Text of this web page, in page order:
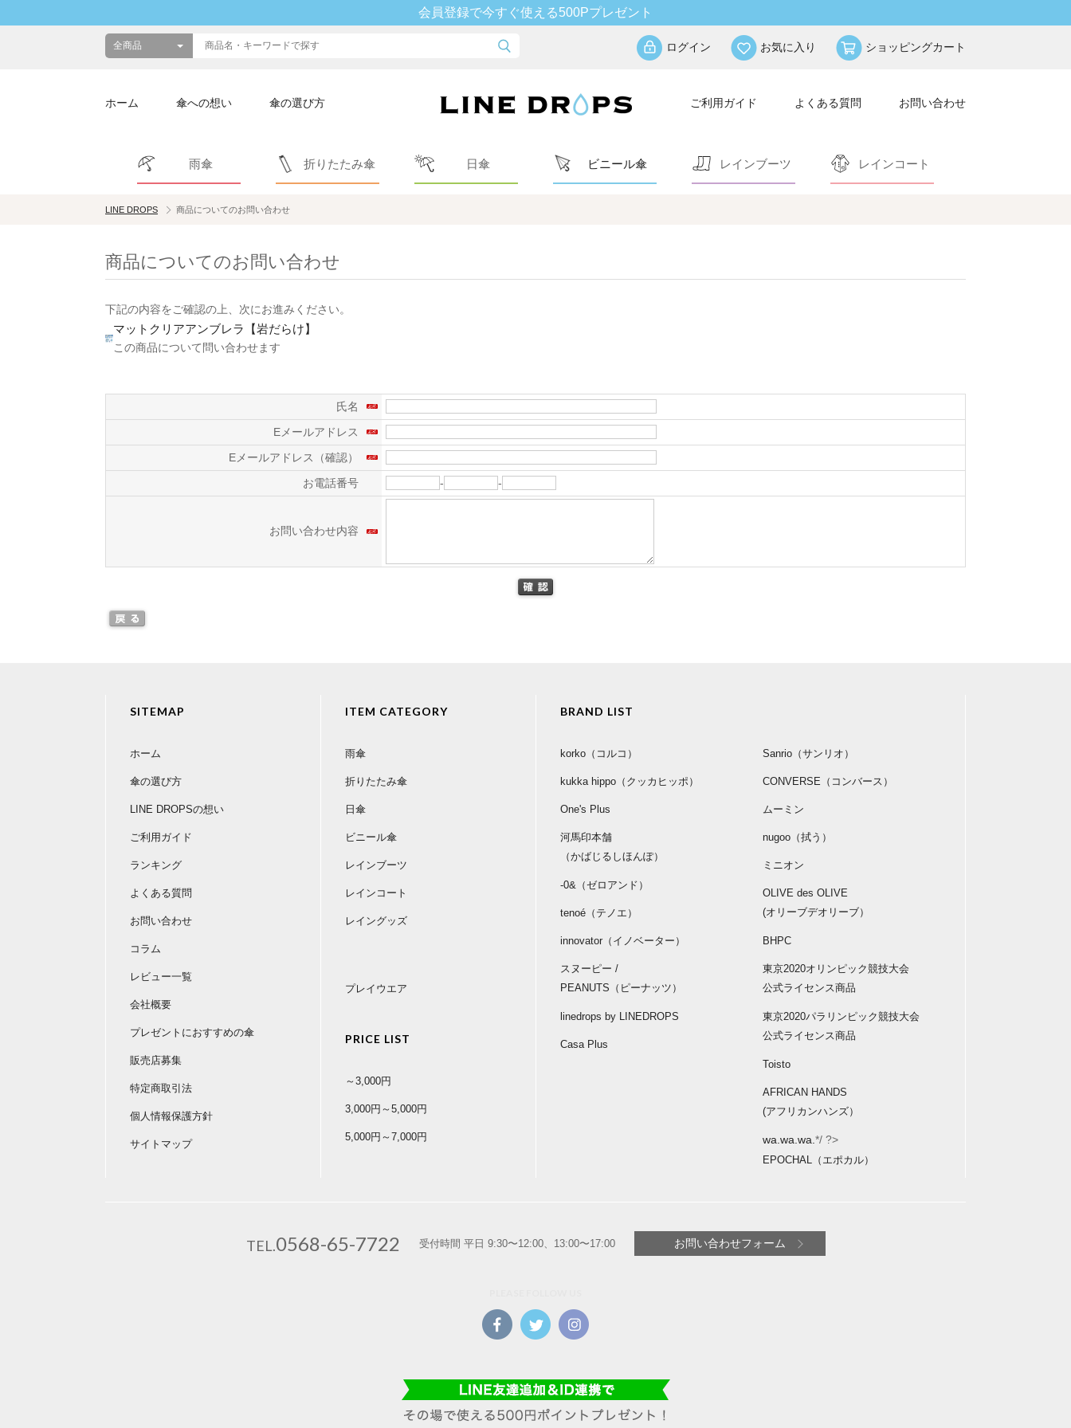
会員登録で今すぐ使える500Pプレゼント
ログイン お気に入り ショッピングカート
ホーム 傘への想い 傘の選び方 ご利用ガイド よくある質問 お問い合わせ
雨傘 折りたたみ傘 日傘 ビニール傘 レインブーツ レインコート
LINE DROPS 商品についてのお問い合わせ
商品についてのお問い合わせ
下記の内容をご確認の上、次にお進みください。
マットクリアアンブレラ【岩だらけ】
この商品について問い合わせます
氏名
Eメールアドレス
Eメールアドレス（確認）
お電話番号
- -
お問い合わせ内容
SITEMAP
ホーム
傘の選び方
LINE DROPSの想い
ご利用ガイド
ランキング
よくある質問
お問い合わせ
コラム
レビュー一覧
会社概要
プレゼントにおすすめの傘
販売店募集
特定商取引法
個人情報保護方針
サイトマップ
ITEM CATEGORY
雨傘
折りたたみ傘
日傘
ビニール傘
レインブーツ
レインコート
レイングッズ
プレイウエア
PRICE LIST
～3,000円
3,000円～5,000円
5,000円～7,000円
BRAND LIST
korko（コルコ）
kukka hippo（クッカヒッポ）
One's Plus
河馬印本舗
（かばじるしほんぽ）
-0&（ゼロアンド）
tenoé（テノエ）
innovator（イノベーター）
スヌーピー /
PEANUTS（ピーナッツ）
linedrops by LINEDROPS
Casa Plus
Sanrio（サンリオ）
CONVERSE（コンバース）
ムーミン
nugoo（拭う）
ミニオン
OLIVE des OLIVE
(オリーブデオリーブ）
BHPC
東京2020オリンピック競技大会
公式ライセンス商品
東京2020パラリンピック競技大会
公式ライセンス商品
Toisto
AFRICAN HANDS
(アフリカンハンズ）
wa.wa.wa. */ ?>
EPOCHAL（エポカル）
TEL.0568-65-7722 受付時間 平日 9:30〜12:00、13:00〜17:00 お問い合わせフォーム